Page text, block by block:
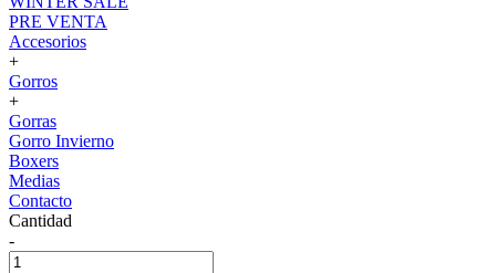
PRE VENTA
Accesorios
+
Gorros
+
Gorras
Gorro Invierno
Boxers
Medias
Contacto
Cantidad
-